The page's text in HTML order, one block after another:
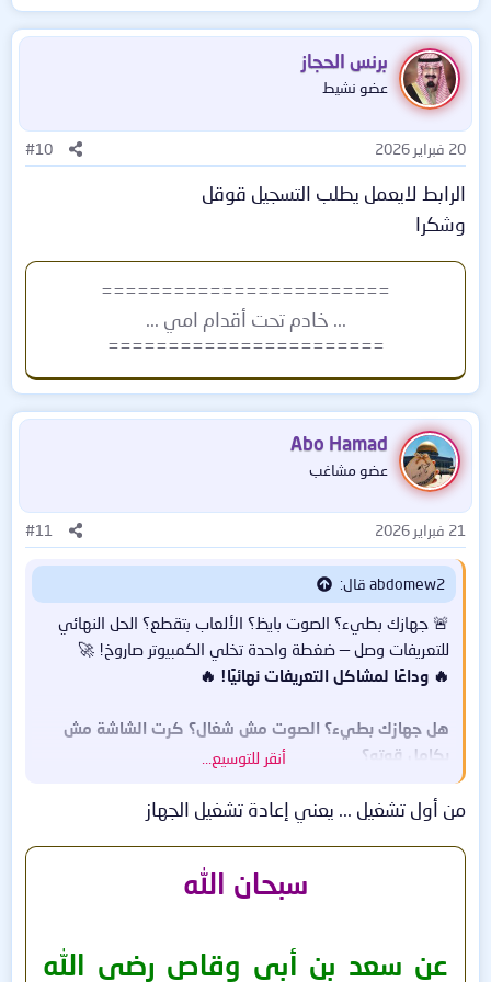
✔ حل مشاكل النت والصوت والشاشة والألعاب
📥 حمّل الآن وجرب بنفسك… هتحس بالفرق من أول تشغيل!
برنس الحجاز
عضو نشيط
20 فبراير 2026 #10
الرابط لايعمل يطلب التسجيل قوقل
وشكرا
========================
... خادم تحت أقدام امي ...
=======================
Abo Hamad
عضو مشاغب
21 فبراير 2026 #11
abdomew2 قال:
🚨 جهازك بطيء؟ الصوت بايظ؟ الألعاب بتقطع؟ الحل النهائي
للتعريفات وصل — ضغطة واحدة تخلي الكمبيوتر صاروخ! 🚀
🔥 وداعًا لمشاكل التعريفات نهائيًا! 🔥
هل جهازك بطيء؟ الصوت مش شغال؟ كرت الشاشة مش
بكامل قوته؟
الحل بسيط جدًا 👇
ويحدثها تلقائيًا بضغطة واحدة!
أنقر للتوسيع...
من أول تشغيل ... يعني إعادة تشغيل الجهاز
سبحان الله
عن سعد بن أبي وقاص رضي الله